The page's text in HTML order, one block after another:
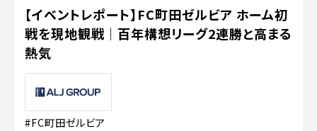
【イベントレポート】FC町田ゼルビア ホーム初
戦を現地観戦｜百年構想リーグ2連勝と高まる
熱気
#FC町田ゼルビア